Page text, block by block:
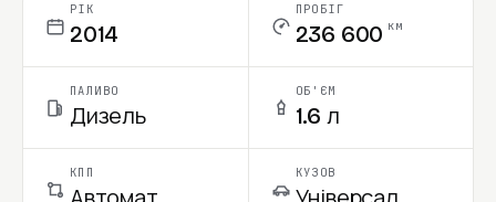
РІК
2014
ПРОБІГ
236 600 км
ПАЛИВО
Дизель
ОБ'ЄМ
1.6 л
КПП КУЗОВ